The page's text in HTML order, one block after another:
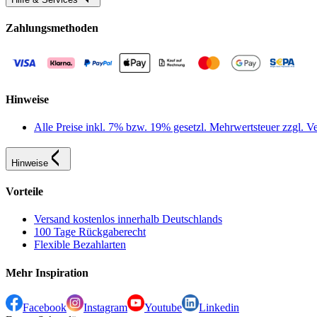
Zahlungsmethoden
Hinweise
Alle Preise inkl. 7% bzw. 19% gesetzl. Mehrwertsteuer zzgl.
Hinweise
Vorteile
Versand kostenlos innerhalb Deutschlands
100 Tage Rückgaberecht
Flexible Bezahlarten
Mehr Inspiration
Facebook Instagram Youtube
Linkedin